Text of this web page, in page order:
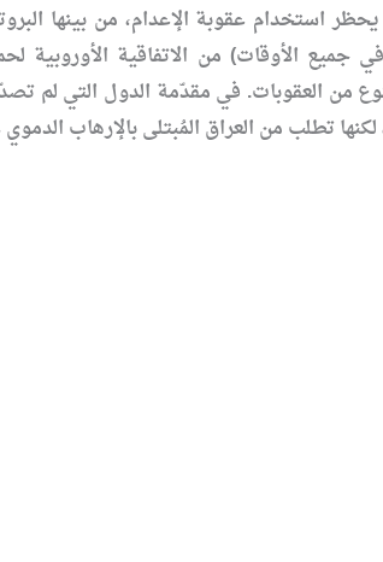
استخدام عقوبة الإعدام، من بينها
الأوقات) من الاتفاقية الأوروبية
من العقوبات. في مقدّمة الدول التي لم
تطلب من العراق المُبتلى بالإرهاب الدموي